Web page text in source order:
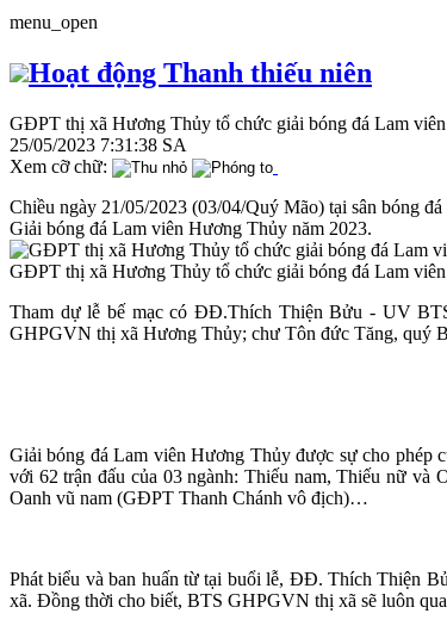
menu_open
Hoạt động Thanh thiếu niên
GĐPT thị xã Hương Thủy tổ chức giải bóng đá Lam
25/05/2023 7:31:38 SA
Xem cỡ chữ:
Chiều ngày 21/05/2023 (03/04/Quý Mão) tại sân bóng
Giải bóng đá Lam viên Hương Thủy năm 2023.
GĐPT thị xã Hương Thủy tổ chức giải bóng đá Lam
Tham dự lễ bế mạc có ĐĐ.Thích Thiện Bửu - UV
GHPGVN thị xã Hương Thủy; chư Tôn đức Tăng, quý
Giải bóng đá Lam viên Hương Thủy được sự cho phép
với 62 trận đấu của 03 ngành: Thiếu nam, Thiếu nữ
Oanh vũ nam (GĐPT Thanh Chánh vô địch)…
Phát biểu và ban huấn từ tại buổi lễ, ĐĐ. Thích Thiện
xã. Đồng thời cho biết, BTS GHPGVN thị xã sẽ luôn